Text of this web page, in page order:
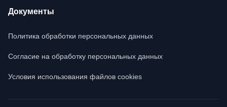
Документы
Политика обработки персональных данных
Согласие на обработку персональных данных
Условия использования файлов cookies